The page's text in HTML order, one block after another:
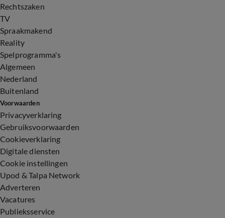
Rechtszaken
TV
Spraakmakend
Reality
Spelprogramma's
Algemeen
Nederland
Buitenland
Voorwaarden
Privacyverklaring
Gebruiksvoorwaarden
Cookieverklaring
Digitale diensten
Cookie instellingen
Upod & Talpa Network
Adverteren
Vacatures
Publieksservice